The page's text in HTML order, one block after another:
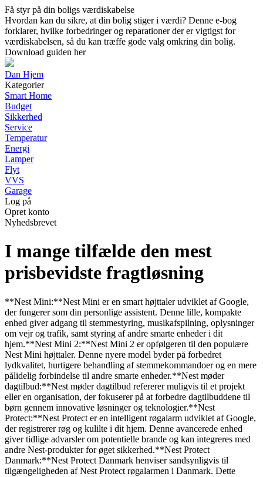
Få styr på din boligs værdiskabelse
Hvordan kan du sikre, at din bolig stiger i værdi? Denne e-bog
forklarer, hvilke forbedringer og reparationer der er vigtigst for
værdiskabelsen, så du kan træffe gode valg omkring din bolig.
Download guiden her
Dan Hjem
Kategorier
Smart Home
Budget
Sikkerhed
Service
Temperatur
Energi
Lamper
Flyt
VVS
Garage
Log på
Opret konto
Nyhedsbrevet
I mange tilfælde den mest
prisbevidste fragtløsning
**Nest Mini:**Nest Mini er en smart højttaler udviklet af Google,
der fungerer som din personlige assistent. Denne lille, kompakte
enhed giver adgang til stemmestyring, musikafspilning, oplysninger
om vejr og trafik, samt styring af andre smarte enheder i dit
hjem.**Nest Mini 2:**Nest Mini 2 er opfølgeren til den populære
Nest Mini højttaler. Denne nyere model byder på forbedret
lydkvalitet, hurtigere behandling af stemmekommandoer og en mere
pålidelig forbindelse til andre smarte enheder.**Nest møder
dagtilbud:**Nest møder dagtilbud refererer muligvis til et projekt
eller en organisation, der fokuserer på at forbedre dagtilbuddene til
børn gennem innovative løsninger og teknologier.**Nest
Protect:**Nest Protect er en intelligent røgalarm udviklet af Google,
der registrerer røg og kulilte i dit hjem. Denne avancerede enhed
giver tidlige advarsler om potentielle brande og kan integreres med
andre Nest-produkter for øget sikkerhed.**Nest Protect
Danmark:**Nest Protect Danmark henviser sandsynligvis til
tilgængeligheden af Nest Protect røgalarmen i Danmark. Dette